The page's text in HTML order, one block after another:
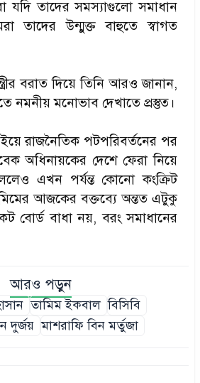
যদি তাদের সমস্যাগুলো সমাধান
তাদের উন্মুক্ত বাহুতে স্বাগত
বরাত দিয়ে তিনি আরও জানান,
নমনীয় মনোভাব দেখাতে প্রস্তুত।
রাজনৈতিক পটপরিবর্তনের পর
অধিনায়কের দেশে ফেরা নিয়ে
এখন পর্যন্ত কোনো কংক্রিট
আজকের বক্তব্যে অন্তত এটুকু
বোর্ড বাধা নয়, বরং সমাধানের
আরও পড়ুন
তামিম ইকবাল বিসিবি
দুর্জয় মাশরাফি বিন মর্তুজা